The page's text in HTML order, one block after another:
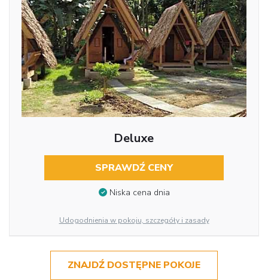
Deluxe
SPRAWDŹ CENY
Niska cena dnia
Udogodnienia w pokoju, szczegóły i zasady
ZNAJDŹ DOSTĘPNE POKOJE